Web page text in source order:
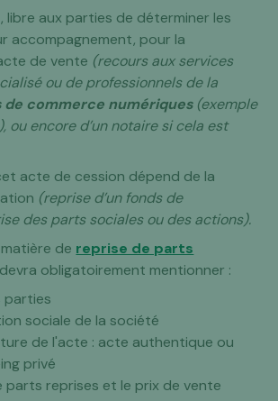
libre aux parties de déterminer les
accompagnement, pour la
de vente (recours aux services
ou de professionnels de la
de commerce numériques(exemple
ou encore d’un notaire si cela est
acte de cession dépend de la
(reprise d’un fonds de
des parts sociales ou des actions).
de reprise de parts
devra obligatoirement mentionner :
parties
sociale de la société
de l'acte : acte authentique ou
privé
parts reprises et le prix de vente